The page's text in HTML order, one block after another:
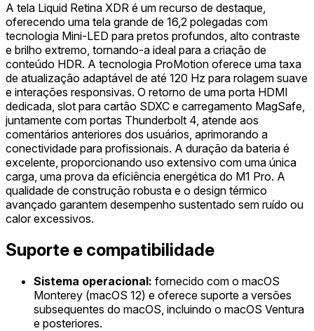
A tela Liquid Retina XDR é um recurso de destaque,
oferecendo uma tela grande de 16,2 polegadas com
tecnologia Mini-LED para pretos profundos, alto contraste
e brilho extremo, tornando-a ideal para a criação de
conteúdo HDR. A tecnologia ProMotion oferece uma taxa
de atualização adaptável de até 120 Hz para rolagem suave
e interações responsivas. O retorno de uma porta HDMI
dedicada, slot para cartão SDXC e carregamento MagSafe,
juntamente com portas Thunderbolt 4, atende aos
comentários anteriores dos usuários, aprimorando a
conectividade para profissionais. A duração da bateria é
excelente, proporcionando uso extensivo com uma única
carga, uma prova da eficiência energética do M1 Pro. A
qualidade de construção robusta e o design térmico
avançado garantem desempenho sustentado sem ruído ou
calor excessivos.
Suporte e compatibilidade
Sistema operacional: fornecido com o macOS
Monterey (macOS 12) e oferece suporte a versões
subsequentes do macOS, incluindo o macOS Ventura
e posteriores.